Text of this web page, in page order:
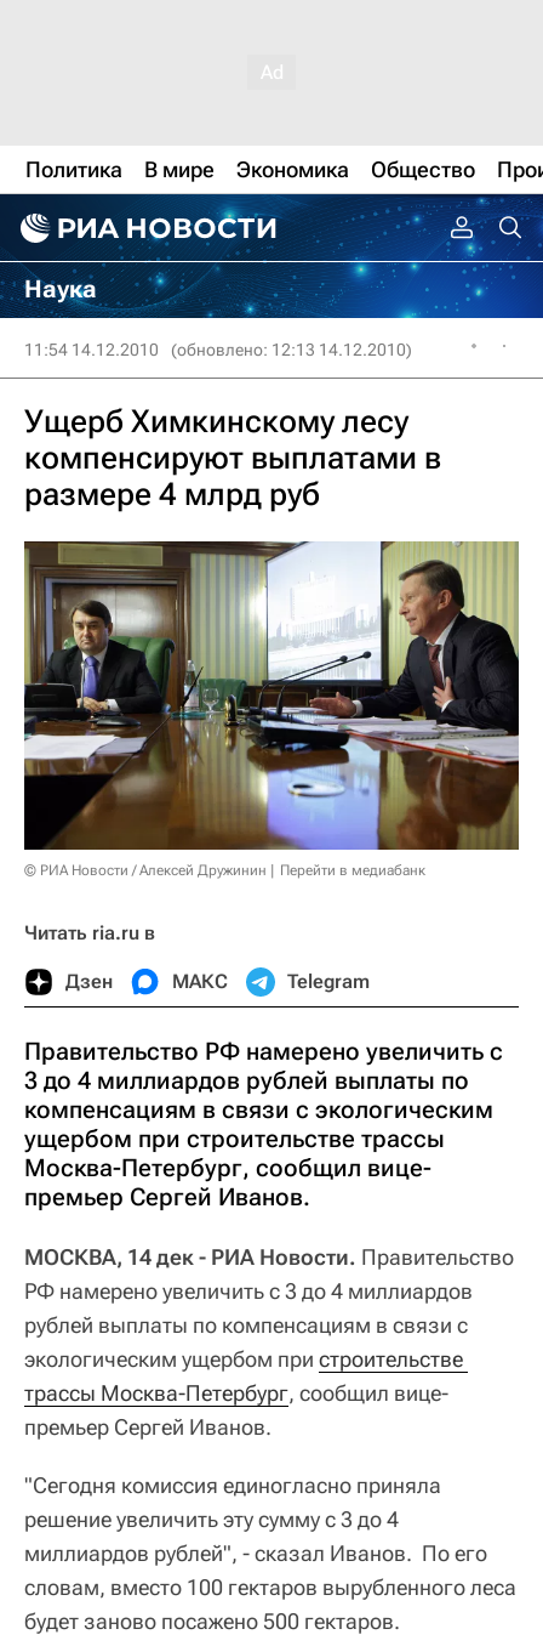
Политика В мире Экономика Общество
Наука
11:54 14.12.2010 (обновлено: 12:13 14.12.2010)
Ущерб Химкинскому лесу
компенсируют выплатами в
размере 4 млрд руб
© РИА Новости / Алексей Дружинин Перейти в медиабанк
Читать ria.ru в
Дзен МАКС Telegram
Правительство РФ намерено увеличить с
3 до 4 миллиардов рублей выплаты по
компенсациям в связи с экологическим
ущербом при строительстве трассы
Москва-Петербург, сообщил вице-
премьер Сергей Иванов.
МОСКВА, 14 дек - РИА Новости. Правительство
РФ намерено увеличить с 3 до 4 миллиардов
рублей выплаты по компенсациям в связи с
экологическим ущербом при строительстве
трассы Москва-Петербург, сообщил вице-
премьер Сергей Иванов.
"Сегодня комиссия единогласно приняла
решение увеличить эту сумму с 3 до 4
миллиардов рублей", - сказал Иванов. По его
словам, вместо 100 гектаров вырубленного леса
будет заново посажено 500 гектаров.